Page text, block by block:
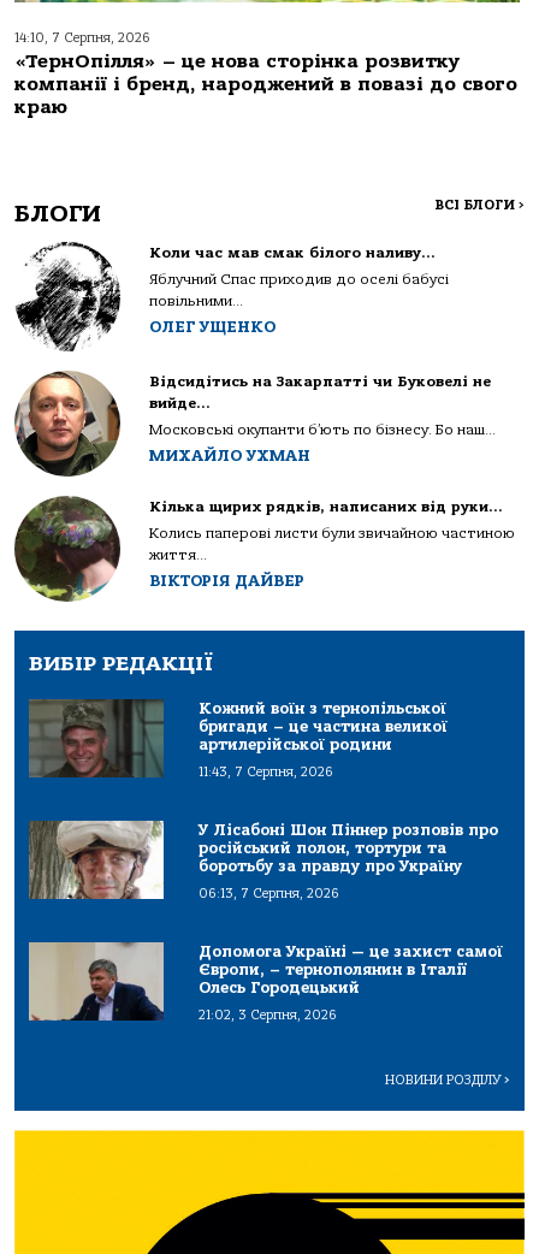
14:10, 7 Серпня, 2026
«ТернОпілля» – це нова сторінка розвитку
компанії і бренд, народжений в повазі до свого
краю
БЛОГИ ВСІ БЛОГИ >
Коли час мав смак білого наливу…
Яблучний Спас приходив до оселі бабусі
повільними...
ОЛЕГ УЩЕНКО
Відсидітись на Закарпатті чи Буковелі не
вийде…
Московські окупанти б’ють по бізнесу. Бо наш...
МИХАЙЛО УХМАН
Кілька щирих рядків, написаних від руки…
Колись паперові листи були звичайною частиною
життя...
ВІКТОРІЯ ДАЙВЕР
ВИБІР РЕДАКЦІЇ
Кожний воїн з тернопільської
бригади – це частина великої
артилерійської родини
11:43, 7 Серпня, 2026
У Лісабоні Шон Піннер розповів про
російський полон, тортури та
боротьбу за правду про Україну
06:13, 7 Серпня, 2026
Допомога Україні — це захист самої
Європи, – тернополянин в Італії
Олесь Городецький
21:02, 3 Серпня, 2026
НОВИНИ РОЗДІЛУ>